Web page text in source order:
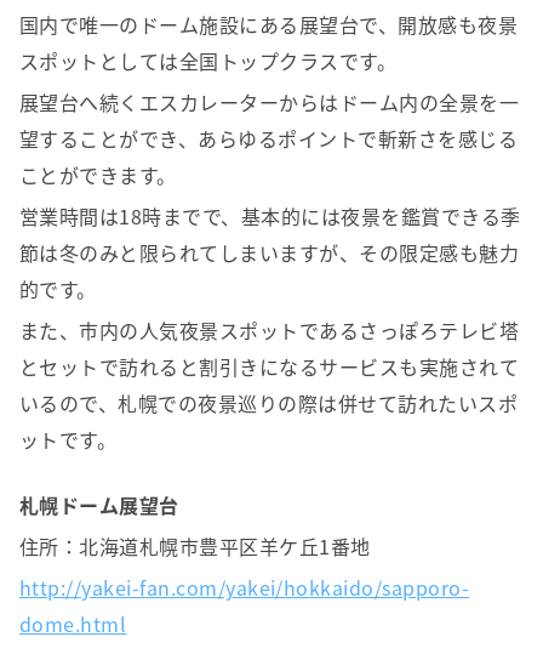
国内で唯一のドーム施設にある展望台で、開放感も夜景
スポットとしては全国トップクラスです。
展望台へ続くエスカレーターからはドーム内の全景を一
望することができ、あらゆるポイントで斬新さを感じる
ことができます。
営業時間は18時までで、基本的には夜景を鑑賞できる季
節は冬のみと限られてしまいますが、その限定感も魅力
的です。
また、市内の人気夜景スポットであるさっぽろテレビ塔
とセットで訪れると割引きになるサービスも実施されて
いるので、札幌での夜景巡りの際は併せて訪れたいスポ
ットです。
札幌ドーム展望台
住所：北海道札幌市豊平区羊ケ丘1番地
http://yakei-fan.com/yakei/hokkaido/sapporo-
dome.html